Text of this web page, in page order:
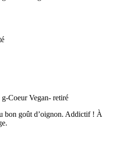
bon goût d’oignon. Addictif ! À